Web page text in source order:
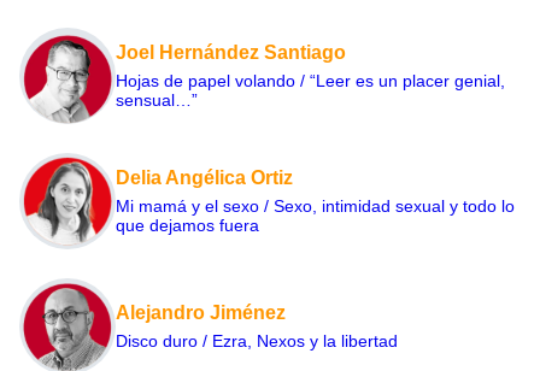
Joel Hernández Santiago
Hojas de papel volando / “Leer es un placer genial,
sensual…”
Delia Angélica Ortiz
Mi mamá y el sexo / Sexo, intimidad sexual y todo lo
que dejamos fuera
Alejandro Jiménez
Disco duro / Ezra, Nexos y la libertad